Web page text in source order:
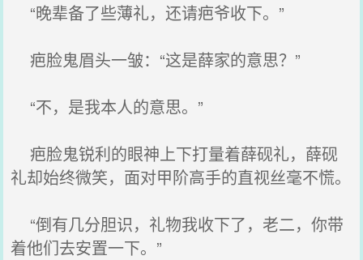
“晚辈备了些薄礼，还请疤爷收下。”
疤脸鬼眉头一皱：“这是薛家的意思？”
“不，是我本人的意思。”
疤脸鬼锐利的眼神上下打量着薛砚礼，薛砚
礼却始终微笑，面对甲阶高手的直视丝毫不慌。
“倒有几分胆识，礼物我收下了，老二，你带
着他们去安置一下。”